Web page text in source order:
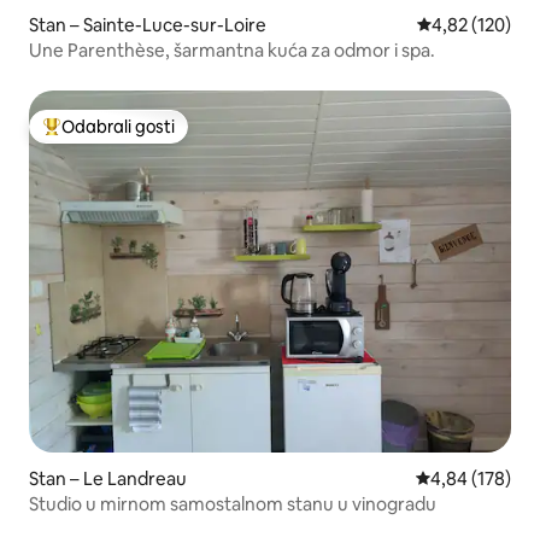
Stan – Sainte-Luce-sur-Loire Prosječna
4,82 (120)
Une Parenthèse, šarmantna kuća za odmor i spa.
Među najviše rangiranima s oznakom „Odabrali gosti”
Odabrali gosti
Stan – Le Landreau Prosječna
4,84 (178)
Studio u mirnom samostalnom stanu u vinogradu